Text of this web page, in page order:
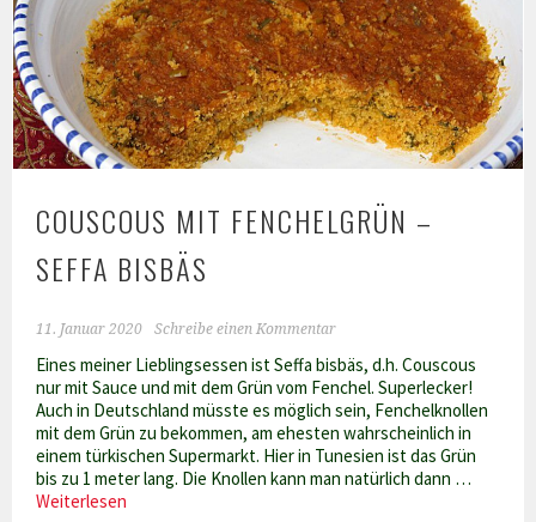
COUSCOUS MIT FENCHELGRÜN –
SEFFA BISBÄS
11. Januar 2020 Schreibe einen Kommentar
Eines meiner Lieblingsessen ist Seffa bisbäs, d.h. Couscous
nur mit Sauce und mit dem Grün vom Fenchel. Superlecker!
Auch in Deutschland müsste es möglich sein, Fenchelknollen
mit dem Grün zu bekommen, am ehesten wahrscheinlich in
einem türkischen Supermarkt. Hier in Tunesien ist das Grün
bis zu 1 meter lang. Die Knollen kann man natürlich dann …
Weiterlesen